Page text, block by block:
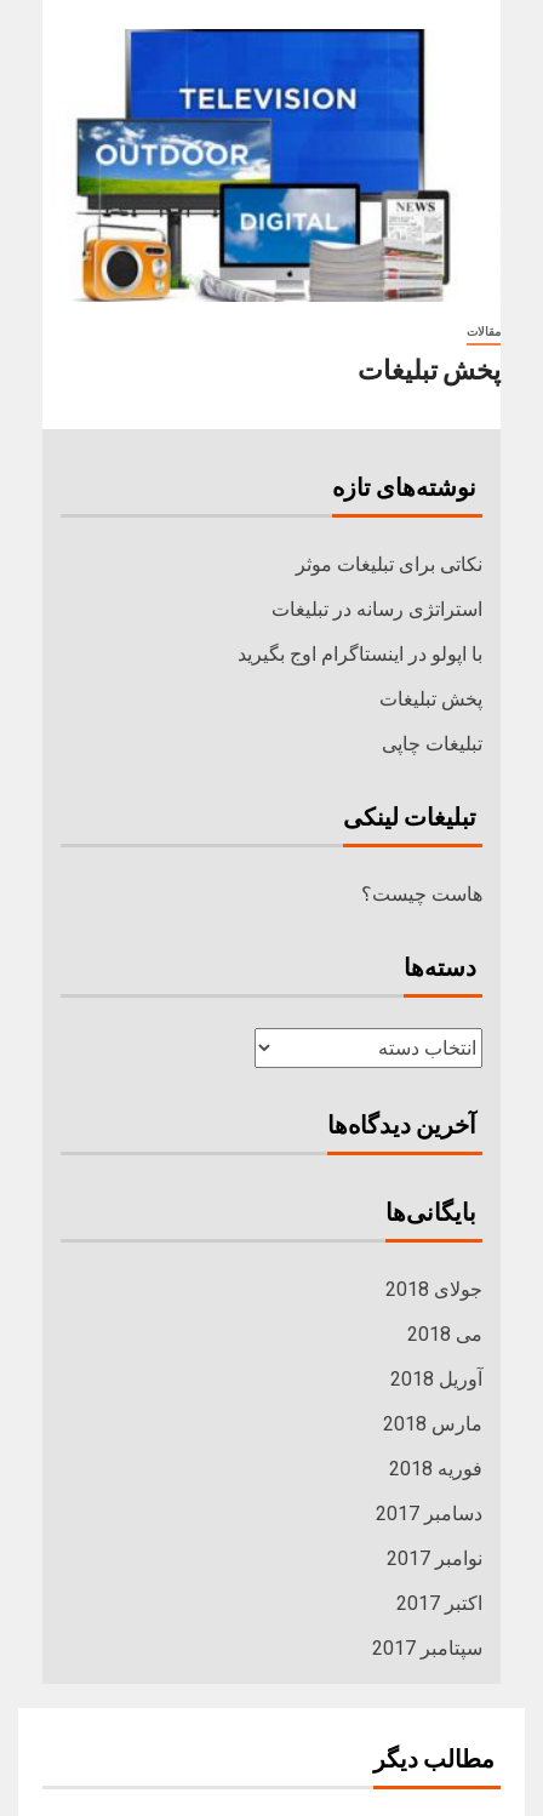
مقالات
پخش تبلیغات
نوشته‌های تازه
نکاتی برای تبلیغات موثر
استراتژی رسانه در تبلیغات
با اپولو در اینستاگرام اوج بگیرید
پخش تبلیغات
تبلیغات چاپی
تبلیغات لینکی
هاست چیست؟
دسته‌ها
آخرین دیدگاه‌ها
بایگانی‌ها
جولای 2018
می 2018
آوریل 2018
مارس 2018
فوریه 2018
دسامبر 2017
نوامبر 2017
اکتبر 2017
سپتامبر 2017
مطالب دیگر